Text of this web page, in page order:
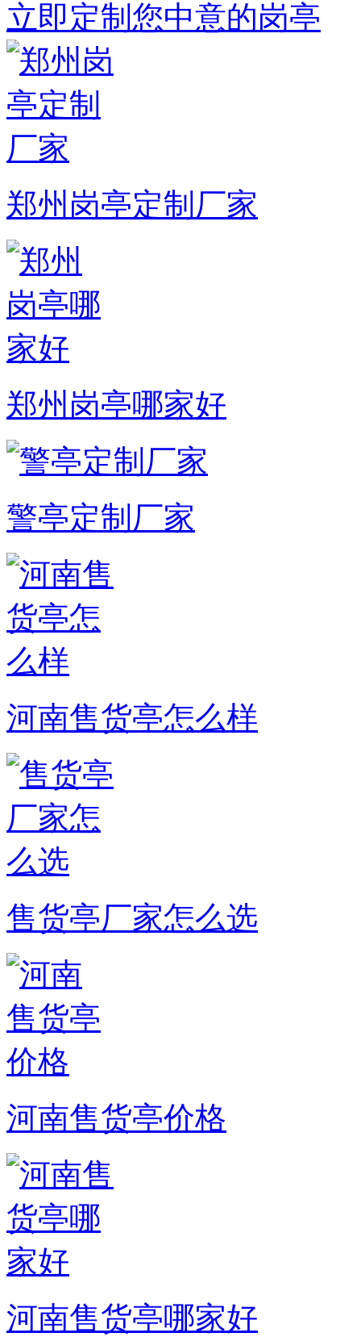
立即定制您中意的岗亭
郑州岗亭定制厂家
郑州岗亭哪家好
警亭定制厂家
河南售货亭怎么样
售货亭厂家怎么选
河南售货亭价格
河南售货亭哪家好